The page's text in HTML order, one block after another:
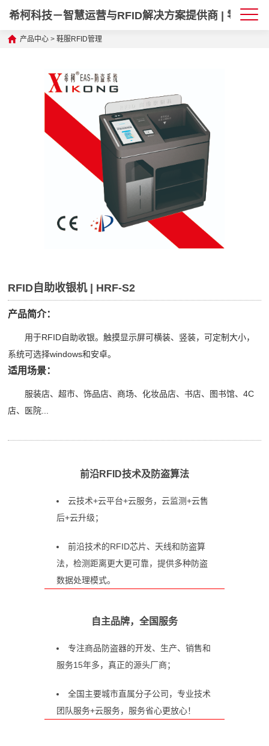
希柯科技－智慧运营与RFID解决方案提供商 | 零售·政
产品中心 >鞋服RFID管理
RFID自助收银机 | HRF-S2
产品简介：
用于RFID自助收银。触摸显示屏可横装、竖装，可定制大小，
系统可选择windows和安卓。
适用场景：
服装店、超市、饰品店、商场、化妆品店、书店、图书馆、4C
店、医院...
前沿RFID技术及防盗算法
云技术+云平台+云服务，云监测+云售
后+云升级；
前沿技术的RFID芯片、天线和防盗算
法，检测距离更大更可靠，提供多种防盗
数据处理模式。
自主品牌，全国服务
专注商品防盗器的开发、生产、销售和
服务15年多，真正的源头厂商；
全国主要城市直属分子公司，专业技术
团队服务+云服务，服务省心更放心！